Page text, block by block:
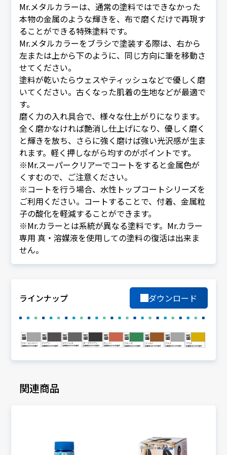
Mr.メタルカラーは、通常の塗料ではできなかった
本物の金属のような輝きを、布で磨くだけで再現す
ることができる特殊塗料です。
Mr.メタルカラーをブラシで塗装する際は、右から
左または上から下のように、同じ方向に筆を移動さ
せてください。
塗料が乾いたらウェスやティッシュなどで優しく磨
いてください。古くなった肌着の生地などが最適で
す。
磨く力の入れ具合で、様々な仕上がりになります。
全く磨かなければ艶消し仕上げになり、優しく磨く
と輝きを放ち、さらに強く磨けば強い光沢感が生ま
れます。軽く押しながら均すのがポイントです。
※Mr.スーパークリアーでコートをすると金属色が
くすむので、ご注意ください。
※コートを行う場合、水性トップコートシリーズを
ご利用ください。コートすることで、付着、金属粒
子の酸化を軽減することができます。
※Mr.カラーとは系統が異なる塗料です。Mr.カラー
専用 真・溶媒液を使用しての塗料の復活は出来ま
せん。
ラインナップ ダウンロード
関連商品